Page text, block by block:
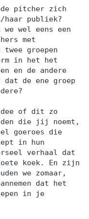
pitcher zich
haar publiek?
we wel eens een
met
groepen
in het het
en de andere
de ene groep
idee of dit zo
die jij noemt,
goeroes die
in hun
verhaal dat
koek. En zijn
we zomaar,
dat het
in je